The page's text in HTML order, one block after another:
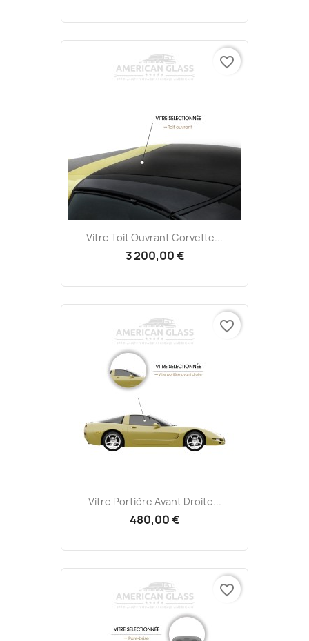
Vitre Toit Ouvrant Corvette...
3 200,00 €
favorite_border
Vitre Portière Avant Droite...
480,00 €
favorite_border
favorite_border